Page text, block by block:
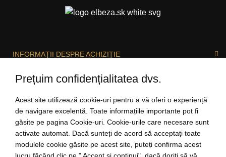
INFORMAȚII DESPRE ACHIZIȚIE
SUNTEM BUCUROȘI SĂ VĂ AJUTĂM!
Prețuim confidențialitatea dvs.
Acest site utilizează cookie-uri pentru a vă oferi o experiență
de navigare excelentă. Toate informațiile importante pot fi
găsite pe pagina Cookie-uri. Cookie-urile care necesare sunt
activate automat. Dacă sunteți de acord să acceptați toate
modulele cookie găsite pe acest site, puteți confirma acest